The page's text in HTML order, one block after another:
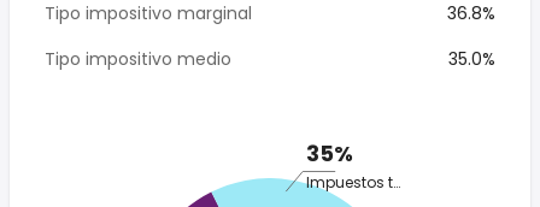
Tipo impositivo marginal
36.8%
Tipo impositivo medio
35.0%
35%
Impuestos totales